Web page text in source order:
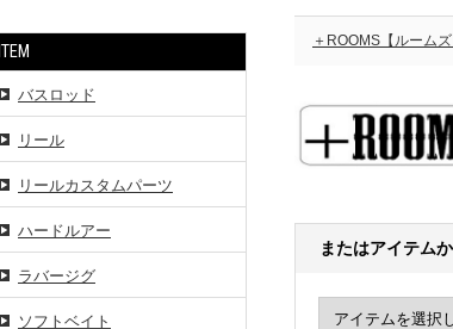
ITEM
バスロッド
リール
リールカスタムパーツ
ハードルアー
ラバージグ
ソフトベイト
＋ROOMS【ルームズ
またはアイテム